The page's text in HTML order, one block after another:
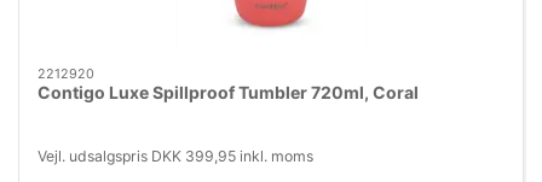
2212920
Contigo Luxe Spillproof Tumbler 720ml, Coral
Vejl. udsalgspris DKK 399,95 inkl. moms